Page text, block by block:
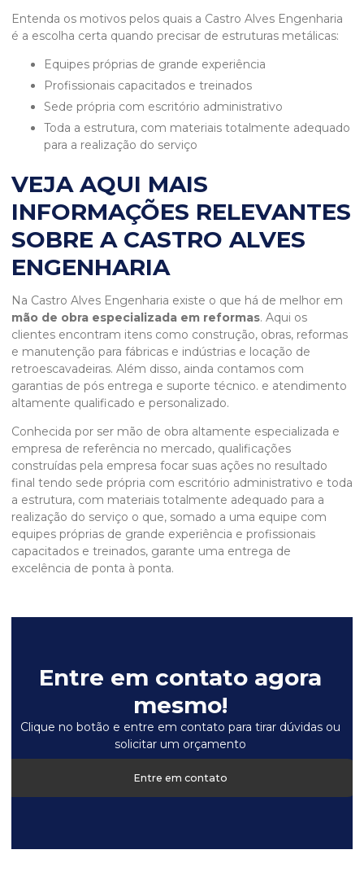
Entenda os motivos pelos quais a Castro Alves Engenharia
é a escolha certa quando precisar de estruturas metálicas:
equipes próprias de grande experiência
profissionais capacitados e treinados
sede própria com escritório administrativo
toda a estrutura, com materiais totalmente adequado
para a realização do serviço
VEJA AQUI MAIS
INFORMAÇÕES RELEVANTES
SOBRE A CASTRO ALVES
ENGENHARIA
Na Castro Alves Engenharia existe o que há de melhor em
mão de obra especializada em reformas. Aqui os
clientes encontram itens como construção, obras, reformas
e manutenção para fábricas e indústrias e locação de
retroescavadeiras. Além disso, ainda contamos com
garantias de pós entrega e suporte técnico. e atendimento
altamente qualificado e personalizado.
Conhecida por ser mão de obra altamente especializada e
empresa de referência no mercado, qualificações
construídas pela empresa focar suas ações no resultado
final tendo sede própria com escritório administrativo e toda
a estrutura, com materiais totalmente adequado para a
realização do serviço o que, somado a uma equipe com
equipes próprias de grande experiência e profissionais
capacitados e treinados, garante uma entrega de
excelência de ponta à ponta.
Entre em contato agora
mesmo!
Clique no botão e entre em contato para tirar dúvidas ou
solicitar um orçamento
Entre em contato